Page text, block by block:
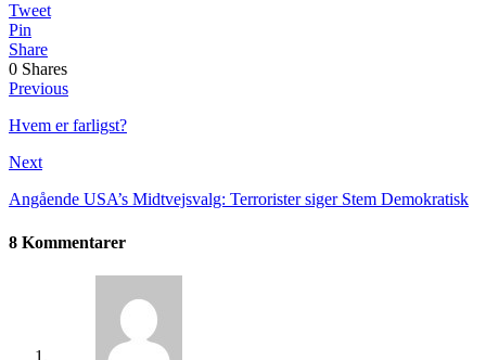
Tweet
Pin
Share
0 Shares
Previous
Hvem er farligst?
Next
Angående USA’s Midtvejsvalg: Terrorister siger Stem Demokratisk
8 Kommentarer